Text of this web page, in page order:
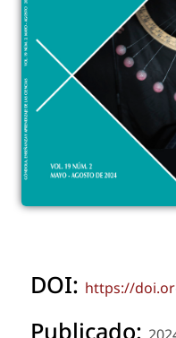
DOI: https://
Publicado: